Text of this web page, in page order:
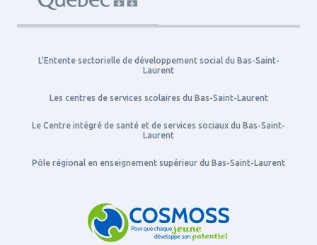
L'Entente sectorielle de développement social du Bas-Saint-
Laurent
Les centres de services scolaires du Bas-Saint-Laurent
Le Centre intégré de santé et de services sociaux du Bas-Saint-
Laurent
Pôle régional en enseignement supérieur du Bas-Saint-Laurent